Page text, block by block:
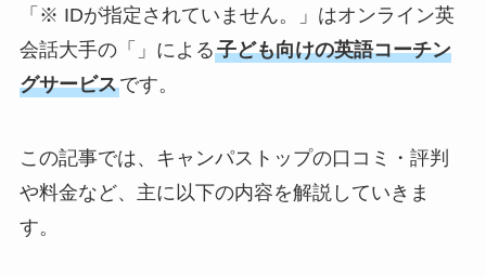
「※ IDが指定されていません。」はオンライン英
会話大手の「」による子ども向けの英語コーチン
グサービスです。
この記事では、キャンパストップの口コミ・評判
や料金など、主に以下の内容を解説していきま
す。